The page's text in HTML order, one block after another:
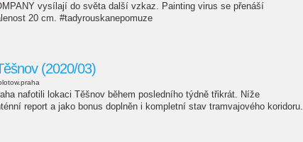
vysílají do světa další vzkaz. Painting virus se přenáší
20 cm. #tadyrouskanepomuze
(2020/03)
nafotili lokaci Těšnov během posledního týdně třikrát. Níže
report a jako bonus doplněn i kompletní stav tramvajového koridoru.